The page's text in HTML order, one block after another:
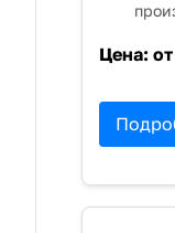
Цена: